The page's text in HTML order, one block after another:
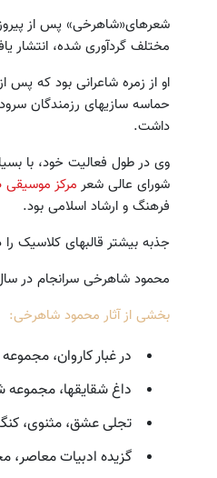
شعرهای«شاهرخی» پس از
مختلف گردآوری شده، انتشار
او از زمره شاعرانی بود که پس
حماسه سازی‏های رزمندگان
داشت.
وی در طول فعالیت خود، با
شورای عالی شعر مرکز موسیقی
فرهنگ و ارشاد اسلامی بود.
جذبه بیشتر قالب‏های کلاسیک
محمود شاهرخی سرانجام در سال 1388 پس از 2 روز حالت کما، در سن 82 سالگی در بیمارستان عرفان تهران
بخشی از آثار محمود شاهرخی:
در غبار کاروان،
داغ شقایق‏ها، مجموعه
تجلی عشق، مثنوی،
گزیده ادبیات معاصر، مجموعه شعر،